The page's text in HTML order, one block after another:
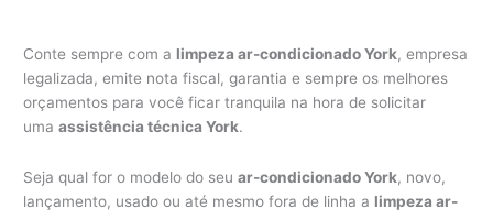
Conte sempre com a limpeza ar-condicionado York, empresa
legalizada, emite nota fiscal, garantia e sempre os melhores
orçamentos para você ficar tranquila na hora de solicitar
umaassistência técnica York.
Seja qual for o modelo do seuar-condicionado York, novo,
lançamento, usado ou até mesmo fora de linha a limpeza ar-